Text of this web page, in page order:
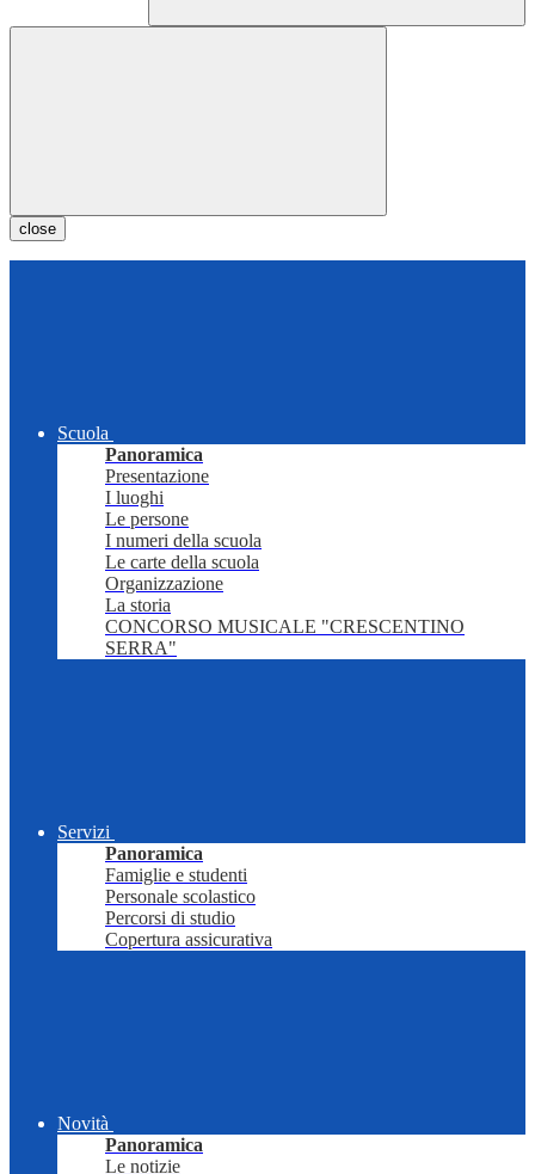
close
Scuola
Panoramica
Presentazione
I luoghi
Le persone
I numeri della scuola
Le carte della scuola
Organizzazione
La storia
CONCORSO MUSICALE "CRESCENTINO
SERRA"
Servizi
Panoramica
Famiglie e studenti
Personale scolastico
Percorsi di studio
Copertura assicurativa
Novità
Panoramica
Le notizie